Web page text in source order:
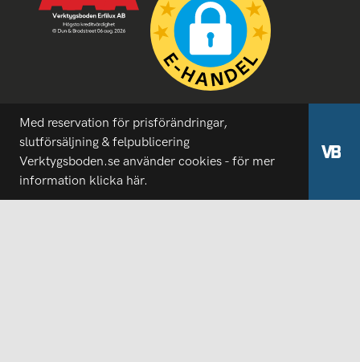
Med reservation för prisförändringar,
slutförsäljning & felpublicering
Verktygsboden.se använder cookies - för mer
information klicka här.